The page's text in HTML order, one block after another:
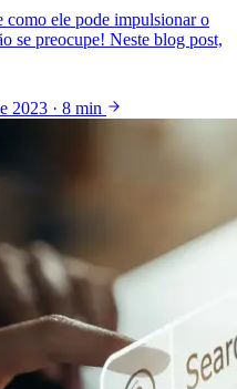
como ele pode impulsionar o
se preocupe! Neste blog post,
2023 · 8 min